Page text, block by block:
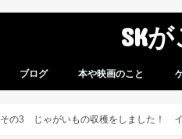
SK
ブログ 本や映画のこと
その3 じゃがいもの収穫をしました！ イ